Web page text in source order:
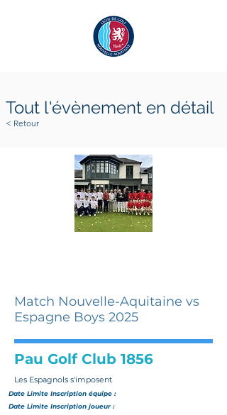
Match Nouvelle-Aquitaine vs
Espagne Boys 2025
Pau Golf Club 1856
Les Espagnols s'imposent
Date Limite Inscription équipe :
Date Limite Inscription joueur :
Tout l'évènement en détail
< Retour